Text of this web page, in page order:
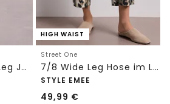
High Waist Barrel Leg Jeans im Loose Fit
HIGH WAIST
Street One
7/8 Wide Leg Hose im Loose Fit mit Print
STYLE EMEE
49,99 €